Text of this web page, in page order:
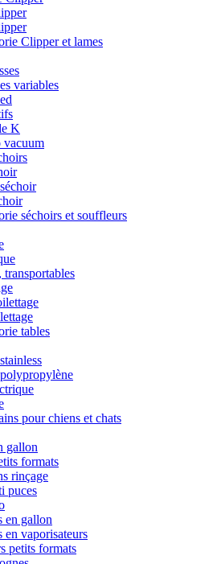
Clipper et lames
variables
K
vacuum
séchoirs et souffleurs
transportables
tables
pour chiens et chats
gallon
formats
rinçage
puces
en gallon
en vaporisateurs
petits formats